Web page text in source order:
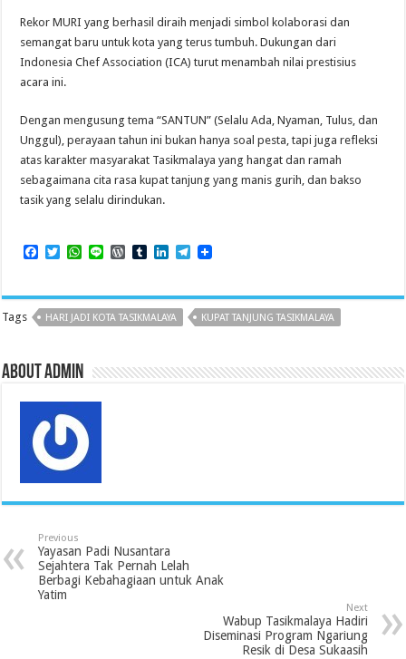
Rekor MURI yang berhasil diraih menjadi simbol kolaborasi dan
semangat baru untuk kota yang terus tumbuh. Dukungan dari
Indonesia Chef Association (ICA) turut menambah nilai prestisius
acara ini.
Dengan mengusung tema “SANTUN” (Selalu Ada, Nyaman, Tulus, dan
Unggul), perayaan tahun ini bukan hanya soal pesta, tapi juga refleksi
atas karakter masyarakat Tasikmalaya yang hangat dan ramah
sebagaimana cita rasa kupat tanjung yang manis gurih, dan bakso
tasik yang selalu dirindukan.
F
e
b
o
T
t
t
e
W
t
s
A
L
e
W
d
P
r
s
T
b
l
r
L
k
e
d
T
e
g
r
Tags HARI JADI KOTA TASIKMALAYA KUPAT TANJUNG TASIKMALAYA
About admin
Previous
Yayasan Padi Nusantara
Sejahtera Tak Pernah Lelah
Berbagi Kebahagiaan untuk Anak
Yatim
Next
Wabup Tasikmalaya Hadiri
Diseminasi Program Ngariung
Resik di Desa Sukaasih